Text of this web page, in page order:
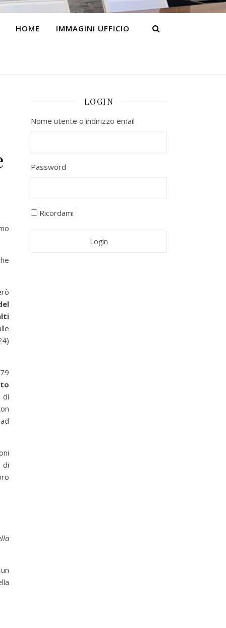
HOME IMMAGINI UFFICIO
di
di
LOGIN
Nome utente o indirizzo email
Password
Ricordami